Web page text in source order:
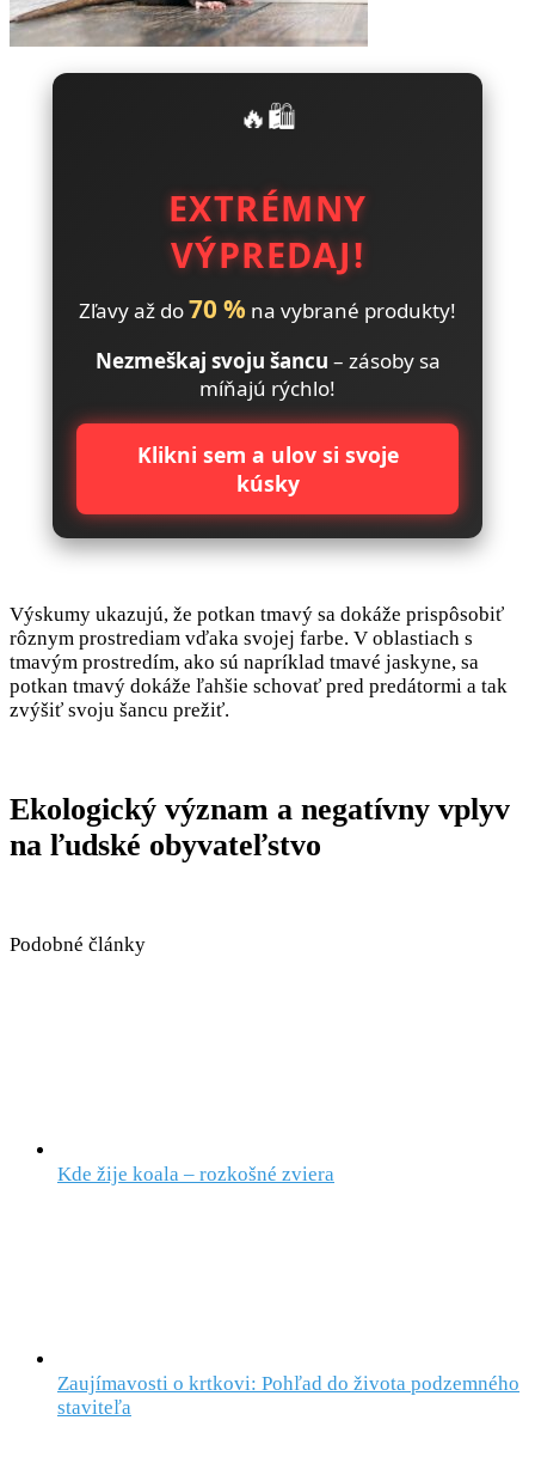
🔥🛍️
EXTRÉMNY
VÝPREDAJ!
Zľavy až do70 % na vybrané produkty!
Nezmeškaj svoju šancu – zásoby sa
míňajú rýchlo!
Klikni sem a ulov si svoje
kúsky
Výskumy ukazujú, že potkan tmavý sa dokáže prispôsobiť
rôznym prostrediam vďaka svojej farbe. V oblastiach s
tmavým prostredím, ako sú napríklad tmavé jaskyne, sa
potkan tmavý dokáže ľahšie schovať pred predátormi a tak
zvýšiť svoju šancu prežiť.
Ekologický význam a negatívny vplyv
na ľudské obyvateľstvo
Podobné články
Kde žije koala – rozkošné zviera
Zaujímavosti o krtkovi: Pohľad do života podzemného
staviteľa